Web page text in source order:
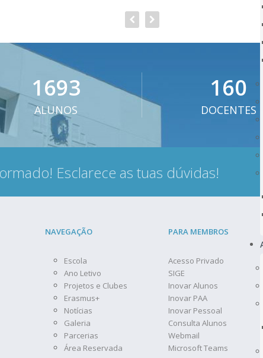
1693
ALUNOS
160
DOCENTES
Esclarece as tuas dúvidas!
NAVEGAÇÃO
Escola
Ano Letivo
Projetos e Clubes
Erasmus+
Notícias
Galeria
Parcerias
Área Reservada
PARA MEMBROS
Acesso Privado
SIGE
Inovar Alunos
Inovar PAA
Inovar Pessoal
Consulta Alunos
Webmail
Microsoft Teams